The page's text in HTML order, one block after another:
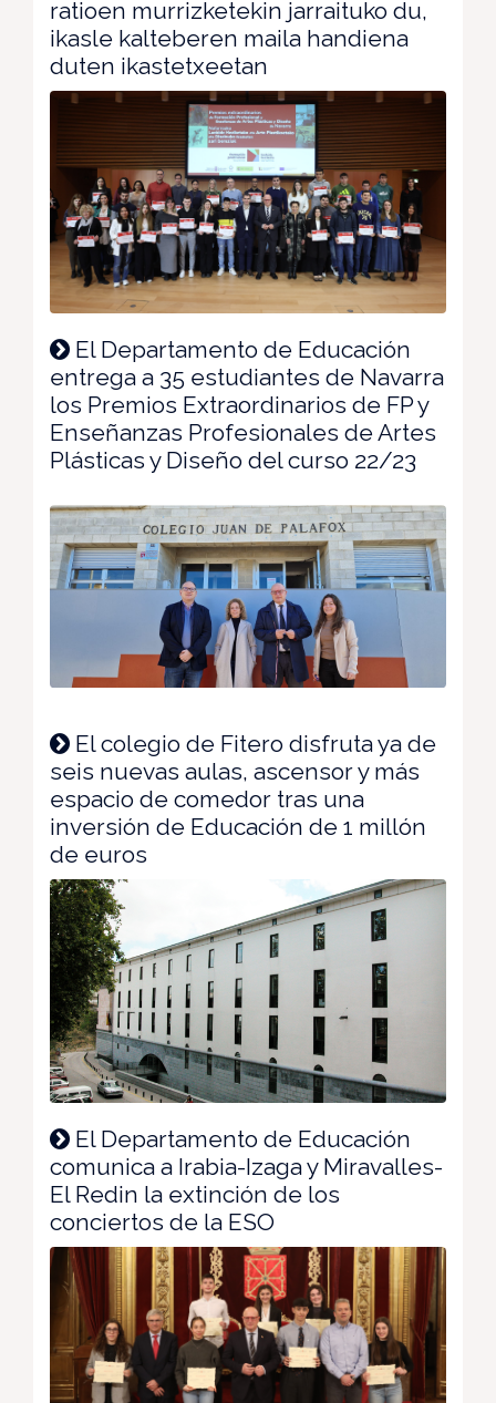
ratioen murrizketekin jarraituko du,
ikasle kalteberen maila handiena
duten ikastetxeetan
El Departamento de Educación
entrega a 35 estudiantes de Navarra
los Premios Extraordinarios de FP y
Enseñanzas Profesionales de Artes
Plásticas y Diseño del curso 22/23
El colegio de Fitero disfruta ya de
seis nuevas aulas, ascensor y más
espacio de comedor tras una
inversión de Educación de 1 millón
de euros
El Departamento de Educación
comunica a Irabia-Izaga y Miravalles-
El Redin la extinción de los
conciertos de la ESO